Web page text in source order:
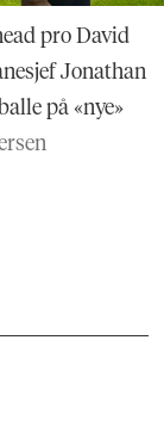
pro David
Jonathan
på «nye»